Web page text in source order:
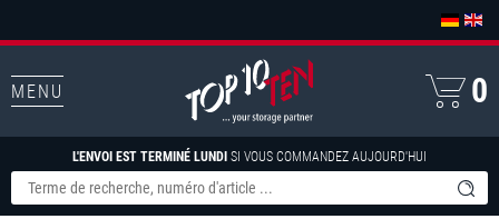
MENU
L'ENVOI EST TERMINÉ LUNDI SI VOUS COMMANDEZ AUJOURD'HUI
0